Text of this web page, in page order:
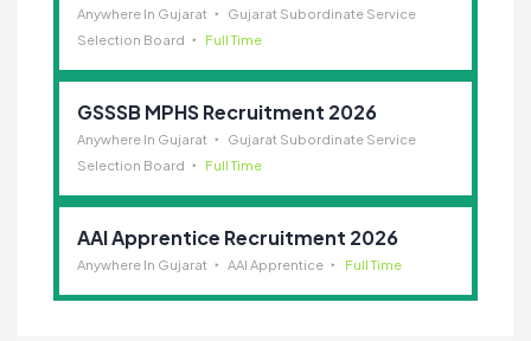
Anywhere In Gujarat
Gujarat Subordinate Service
Selection Board
Full Time
GSSSB MPHS Recruitment 2026
Anywhere In Gujarat
Gujarat Subordinate Service
Selection Board
Full Time
AAI Apprentice Recruitment 2026
Anywhere In Gujarat AAI Apprentice Full Time